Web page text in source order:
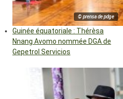
© prensa de pdge
Guinée équatoriale : Thérèsa
Nnang Avomo nommée DGA de
Gepetrol Servicios